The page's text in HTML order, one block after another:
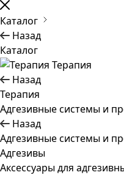
Каталог
Назад
Каталог
Терапия
Назад
Терапия
Адгезивные системы и
Назад
Адгезивные системы и
Адгезивы
Аксессуары для